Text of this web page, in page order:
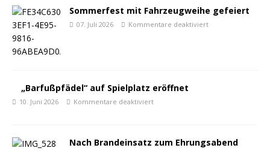
Sommerfest mit Fahrzeugweihe gefeiert
07. Juli 2026 Kommentare deaktiviert
„Barfußpfädel“ auf Spielplatz eröffnet
10. Juni 2026 Kommentare deaktiviert
Nach Brandeinsatz zum Ehrungsabend